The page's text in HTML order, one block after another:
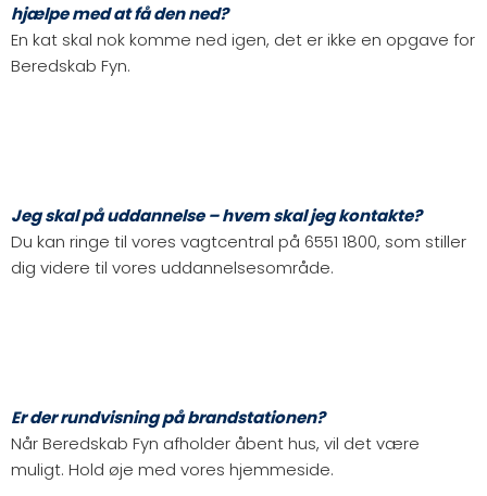
hjælpe med at få den ned?
En kat skal nok komme ned igen, det er ikke en opgave for
Beredskab Fyn.
Jeg skal på uddannelse – hvem skal jeg kontakte?
Du kan ringe til vores vagtcentral på 6551 1800, som stiller
dig videre til vores uddannelsesområde.
Er der rundvisning på brandstationen?
Når Beredskab Fyn afholder åbent hus, vil det være
muligt. Hold øje med vores hjemmeside.